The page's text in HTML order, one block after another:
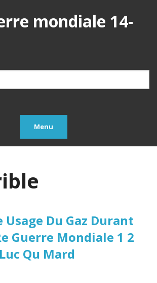
mondiale 14-
Menu
Usage Du Gaz Durant
Guerre Mondiale 1 2
Qu Mard